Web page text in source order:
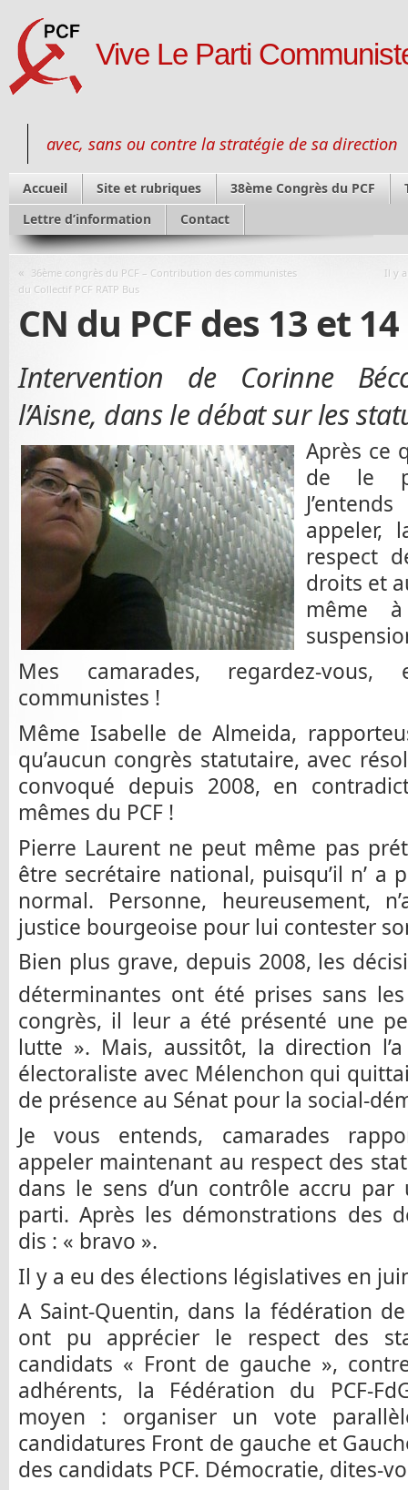
Vive Le Parti
avec, sans ou contre la stratégie de sa direction
Accueil Site et rubriques 38ème Congrès du PCF
Lettre d’information
Contact
« 36ème congrès du PCF – Contribution des communistes
du Collectif PCF RATP Bus
Il y
CN du PCF des 13 et
Intervention de Corinne
l’Aisne, dans le débat sur les
Après ce
de le
appeler,
respect
droits et
même
Mes camarades, regardez-
communistes !
Même Isabelle de Almeida,
qu’aucun congrès statutaire, avec
convoqué depuis 2008, en
mêmes du PCF !
Pierre Laurent ne peut même pas
être secrétaire national, puisqu’il n’ a
normal. Personne, heureusement,
justice bourgeoise pour lui contester
Bien plus grave, depuis 2008, les
déterminantes ont été prises sans
congrès, il leur a été présenté une
lutte ». Mais, aussitôt, la direction
électoraliste avec Mélenchon qui
de présence au Sénat pour la social-
Je vous entends, camarades
appeler maintenant au respect des
dans le sens d’un contrôle accru
parti. Après les démonstrations des
dis : « bravo ».
Il y a eu des élections législatives en
A Saint-Quentin, dans la fédération
ont pu apprécier le respect des
candidats « Front de gauche »,
adhérents, la Fédération du PCF-
moyen : organiser un vote
candidatures Front de gauche et
des candidats PCF. Démocratie, dites-